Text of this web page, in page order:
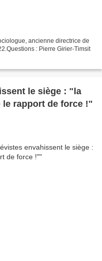
ancienne directrice de
: Pierre Girier-Timsit
le siège : "la
rapport de force !"